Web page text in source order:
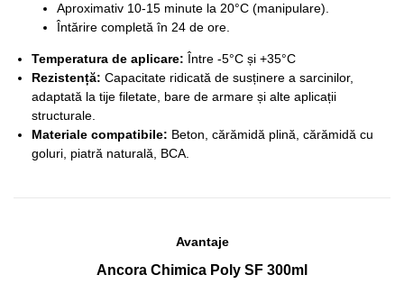
Aproximativ 10-15 minute la 20°C (manipulare).
Întărire completă în 24 de ore.
Temperatura de aplicare: Între -5°C și +35°C
Rezistență: Capacitate ridicată de susținere a sarcinilor,
adaptată la tije filetate, bare de armare și alte aplicații
structurale.
Materiale compatibile: Beton, cărămidă plină, cărămidă cu
goluri, piatră naturală, BCA.
Avantaje
Ancora Chimica Poly SF 300ml